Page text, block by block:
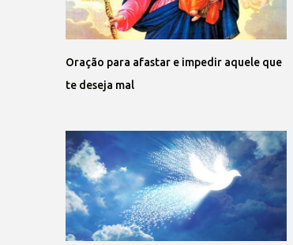
Oração para afastar e impedir aquele que
te deseja mal